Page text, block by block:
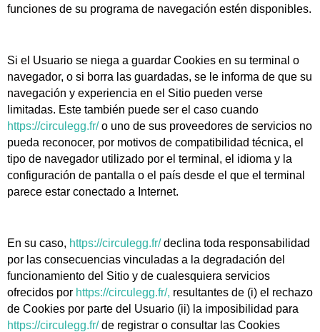
funciones de su programa de navegación estén disponibles.
Si el Usuario se niega a guardar Cookies en su terminal o
navegador, o si borra las guardadas, se le informa de que su
navegación y experiencia en el Sitio pueden verse
limitadas. Este también puede ser el caso cuando
https://circulegg.fr/o uno de sus proveedores de servicios no
pueda reconocer, por motivos de compatibilidad técnica, el
tipo de navegador utilizado por el terminal, el idioma y la
configuración de pantalla o el país desde el que el terminal
parece estar conectado a Internet.
En su caso, https://circulegg.fr/declina toda responsabilidad
por las consecuencias vinculadas a la degradación del
funcionamiento del Sitio y de cualesquiera servicios
ofrecidos por https://circulegg.fr/, resultantes de (i) el rechazo
de Cookies por parte del Usuario (ii) la imposibilidad para
https://circulegg.fr/de registrar o consultar las Cookies